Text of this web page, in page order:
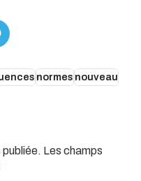
normesnouveau
Les champs